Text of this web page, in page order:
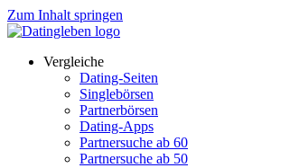
Zum Inhalt springen
Vergleiche
Dating-Seiten
Singlebörsen
Partnerbörsen
Dating-Apps
Partnersuche ab 60
Partnersuche ab 50